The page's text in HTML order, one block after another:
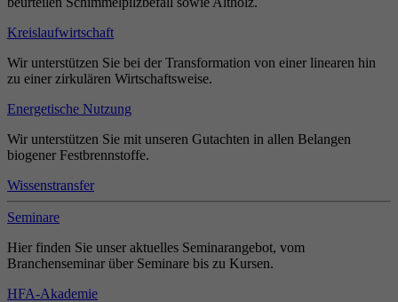
Kreislaufwirtschaft
Wir unterstützen Sie bei der Transformation von einer linearen hin
zu einer zirkulären Wirtschaftsweise.
Energetische Nutzung
Wir unterstützen Sie mit unseren Gutachten in allen Belangen
biogener Festbrennstoffe.
Wissenstransfer
Seminare
Hier finden Sie unser aktuelles Seminarangebot, vom
Branchenseminar über Seminare bis zu Kursen.
HFA-Akademie